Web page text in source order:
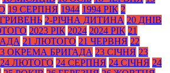
19 СЕРПНЯ 1944 1994 РІК 2
2-РІЧНА ДИТИНА 20 ДНІВ
2023 РІК 2024 2024 РІК 21
21 ЛЮТОГО 21 ЧЕРВНЯ 22
ОКРЕМА БРИГАДА 23 СІЧНЯ 23
24 ЛЮТОГО 24 СЕРПНЯ 24 СІЧНЯ 24